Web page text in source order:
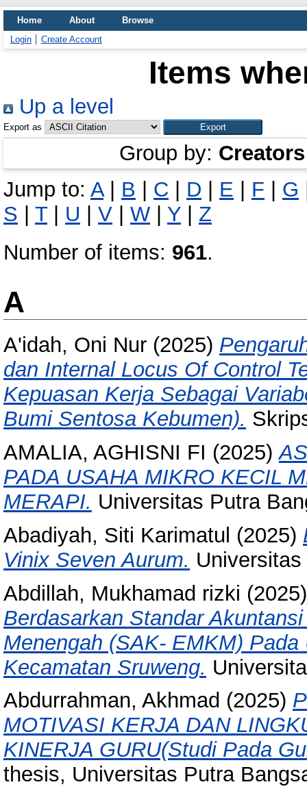
Home About
Browse
Login
Create Account
Items
Up a level
Export as
Group by: Creators
Jump to: A| B C D E F G
S
T| U V W Y
Z
Number of items: 961.
A
A'idah, Oni Nur (2025)
dan Internal Locus Of Control
Kepuasan Kerja Sebagai
Bumi Sentosa Kebumen).
AMALIA, AGHISNI FI (2025)
PADA USAHA MIKRO KECIL
MERAPI. Universitas Putra
Abadiyah, Siti Karimatul (2025)
Vinix Seven Aurum.
Abdillah, Mukhamad rizki
Berdasarkan Standar
Menengah (SAK- EMKM)
Kecamatan Sruweng.
Abdurrahman, Akhmad (2025)
MOTIVASI KERJA DAN
KINERJA GURU(Studi Pada
thesis, Universitas Putra